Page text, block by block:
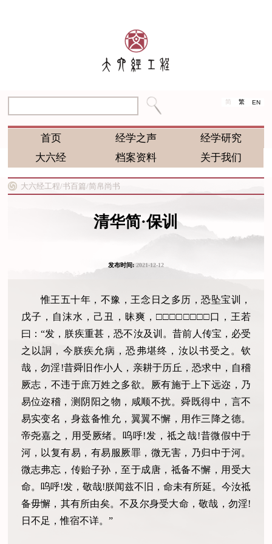
简 繁 EN
首页 经学之声
经学研究
大六经
档案资料 关于我们
大六经工程/书百篇/简帛尚书
清华简·保训
发布时间:2021-12-12
惟王五十年，不豫，王念日之多历，恐坠宝训，
戊子，自沫水，己丑，昧爽，□□□□□□□□口，王若
曰：“发，朕疾重甚，恐不汝及训。昔前人传宝，必受
之以詷，今朕疾允病，恐弗堪终，汝以书受之。钦
哉，勿淫!昔舜旧作小人，亲耕于历丘，恐求中，自稽
厥志，不违于庶万姓之多欲。厥有施于上下远迩，乃
易位迩稽，测阴阳之物，咸顺不扰。舜既得中，言不
易实变名，身兹备惟允，翼翼不懈，用作三降之德。
帝尧嘉之，用受厥绪。呜呼!发，祗之哉!昔微假中于
河，以复有易，有易服厥罪，微无害，乃归中于河。
微志弗忘，传贻子孙，至于成唐，祗备不懈，用受大
命。呜呼!发，敬哉!朕闻兹不旧，命未有所延。今汝祗
备毋懈，其有所由矣。不及尔身受大命，敬哉，勿淫!
日不足，惟宿不详。”